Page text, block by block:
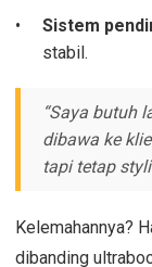
Sistem
stabil.
“Saya butuh
dibawa ke
tapi tetap
Kelemahannya?
dibanding